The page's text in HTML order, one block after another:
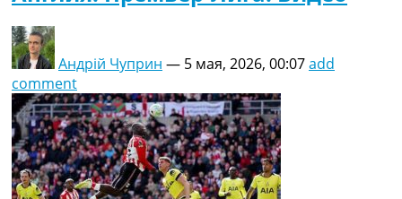
Андрій Чуприн — 5 мая, 2026, 00:07add
comment